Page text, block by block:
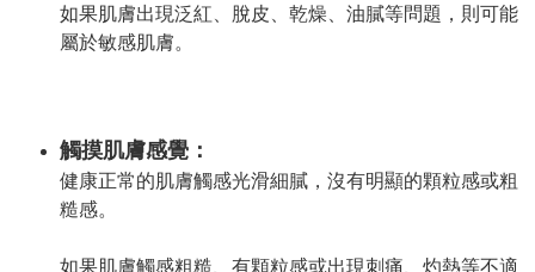
如果肌膚出現泛紅、脫皮、乾燥、油膩等問題，則可能
屬於敏感肌膚。
觸摸肌膚感覺：
健康正常的肌膚觸感光滑細膩，沒有明顯的顆粒感或粗
糙感。
如果肌膚觸感粗糙、有顆粒感或出現刺痛、灼熱等不適